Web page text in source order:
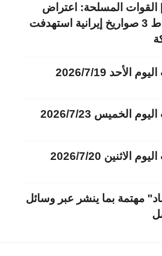
المسلحة: اعتراض
وإسقاط 3 صواريخ إيرانية استهدفت
الأحد 2026/7/19
الخميس 2026/7/23
الاثنين 2026/7/20
مهتمة بما ينشر عبر وسائل